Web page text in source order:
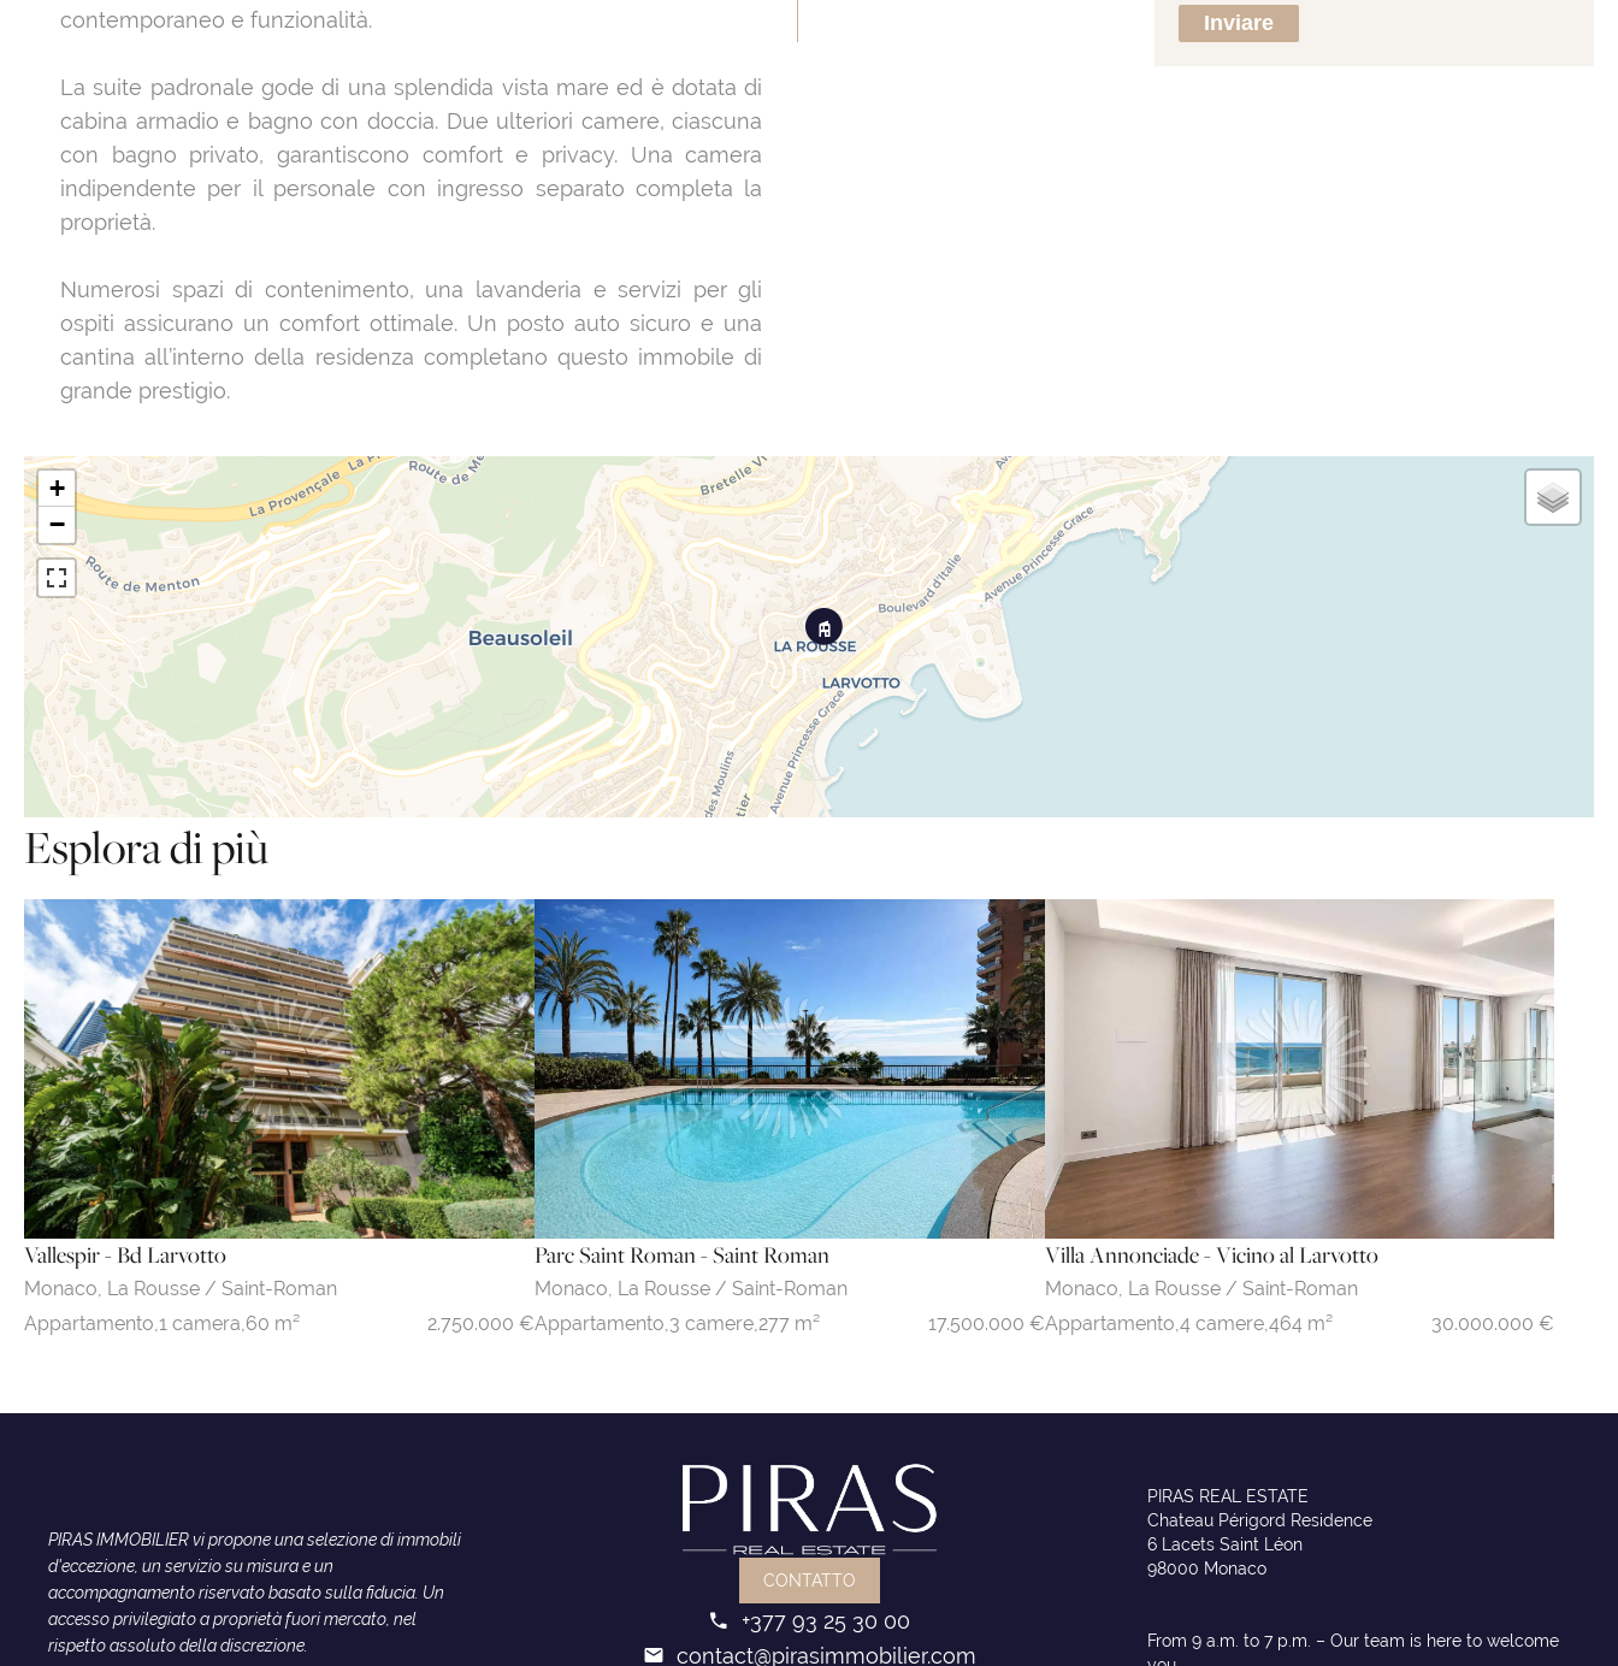
contemporaneo e funzionalità.
La suite padronale gode di una splendida vista mare ed è dotata di
cabina armadio e bagno con doccia. Due ulteriori camere, ciascuna
con bagno privato, garantiscono comfort e privacy. Una camera
indipendente per il personale con ingresso separato completa la
proprietà.
Numerosi spazi di contenimento, una lavanderia e servizi per gli
ospiti assicurano un comfort ottimale. Un posto auto sicuro e una
cantina all’interno della residenza completano questo immobile di
grande prestigio.
Inviare
+
−
Esplora di più
Vallespir - Bd Larvotto
Monaco, La Rousse / Saint-Roman
Appartamento,1 camera,60 m² 2.750.000 €
Parc Saint Roman - Saint Roman
Monaco, La Rousse / Saint-Roman
Appartamento,3 camere,277 m² 17.500.000 €
Villa Annonciade - Vicino al Larvotto
Monaco, La Rousse / Saint-Roman
Appartamento,4 camere,464 m² 30.000.000 €
PIRAS IMMOBILIER vi propone una selezione di immobili
d'eccezione, un servizio su misura e un
accompagnamento riservato basato sulla fiducia. Un
accesso privilegiato a proprietà fuori mercato, nel
rispetto assoluto della discrezione.
CONTATTO
+377 93 25 30 00
contact@pirasimmobilier.com
PIRAS REAL ESTATE
Chateau Périgord Residence
6 Lacets Saint Léon
98000 Monaco
From 9 a.m. to 7 p.m. – Our team is here to welcome